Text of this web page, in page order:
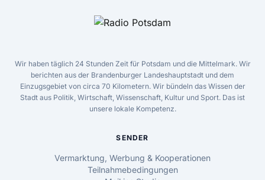
Wir haben täglich 24 Stunden Zeit für Potsdam und die Mittelmark. Wir
berichten aus der Brandenburger Landeshauptstadt und dem
Einzugsgebiet von circa 70 Kilometern. Wir bündeln das Wissen der
Stadt aus Politik, Wirtschaft, Wissenschaft, Kultur und Sport. Das ist
unsere lokale Kompetenz.
SENDER
Vermarktung, Werbung & Kooperationen
Teilnahmebedingungen